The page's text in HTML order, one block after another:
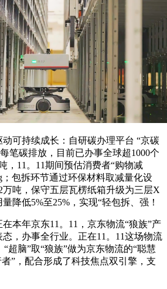
持续成长：自研碳办理平台 “京碳
笔碳排放，目前已办事全球超1000个
，11。11期间预估消费者“购物减
；包拆环节通过环保材料取减量化设
吨，保守五层瓦楞纸箱升级为三层X
降低5%至25%，实现“轻包拆、强！
年京东11。11，京东物流“狼族”产
，办事全行业。正在11。11这场物流
超脑”取“狼族”做为京东物流的“聪慧
”，配合形成了科技焦点双引擎，支